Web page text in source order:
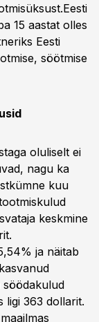
15 aastat olles
Eesti
söötmise
oluliselt ei
nagu ka
kuu
keskmine
ja näitab
söödakulud
ligi 363 dollarit.